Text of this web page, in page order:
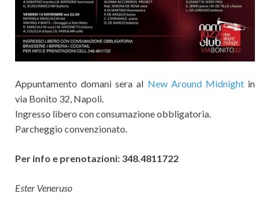
Appuntamento domani sera al New Around Midnightin
via Bonito 32, Napoli.
Ingresso libero con consumazione obbligatoria.
Parcheggio convenzionato.
Per info e prenotazioni: 348.4811722
Ester Veneruso